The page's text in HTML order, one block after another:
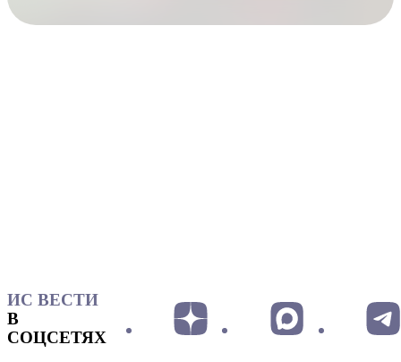
ИС ВЕСТИ
В
СОЦСЕТЯХ